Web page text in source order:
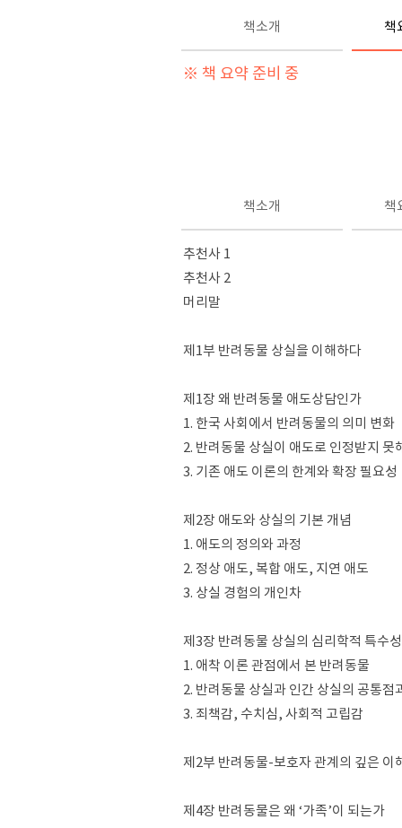
책소개 책
※ 책 요약 준비 중
책소개 책
추천사 1
추천사 2
머리말
제1부 반려동물 상실을 이해하다
제1장 왜 반려동물 애도상담인가
1. 한국 사회에서 반려동물의 의미 변화
2. 반려동물 상실이 애도로 인정받지 못
3. 기존 애도 이론의 한계와 확장 필요성
제2장 애도와 상실의 기본 개념
1. 애도의 정의와 과정
2. 정상 애도, 복합 애도, 지연 애도
3. 상실 경험의 개인차
제3장 반려동물 상실의 심리학적 특수성
1. 애착 이론 관점에서 본 반려동물
2. 반려동물 상실과 인간 상실의 공통점
3. 죄책감, 수치심, 사회적 고립감
제2부 반려동물-보호자 관계의 깊은 이
제4장 반려동물은 왜 ‘가족’이 되는가